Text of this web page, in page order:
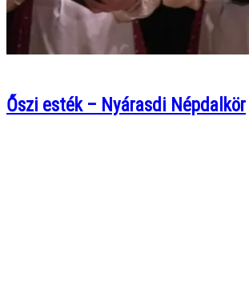
Őszi esték – Nyárasdi Népdalkör